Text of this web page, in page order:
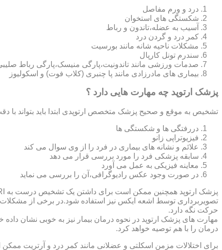
درد و ورم مفاصل
شکستگی های استخوان
آسیب به عضله،تاندون و رباط
کمر درد و گردن درد
مشکلات ناحیه شانه مانند بورسیت
سندرم تونل کارپال
صدمات ورزشی مانند تاندونیت،پارگی منیسک،پارگی رباط
بیماری های مادرزادی مانند پا چنبری (کلاب فوت) و اسکولیوز
پزشک ارتوپد چه مهارت هایی دارد ؟
تشخیص به موقع و صحیح پزشک متخصص ارتوپدی ابتدا باید بتواند با
دررفتگی ها و شکستگی ها
فیزیوتراپی زانو
علائم و نشانه های بیماری در فرد را از وی سوال می کند
سابقه پزشکی فرد را مورد بررسی قرار می دهد
معاینه فیزیکی به عمل می آورد
در صورت وجود عکس رادیوگرافی،آن را بررسی می‎ نماید
تصویربرداری توسط اشعه ایکس نیز استفاده شود.در برخی از مشکلات
حرکت نگه دارد.
مهارت های پزشک ارتوپد در نحوه درمان بیمار نیز به خوبی نشان
درمان را با هم توصیه خواهد کرد.
برای اختلالات مزمن اسکلتی و عضلانی مانند کمر درد و آرتریت